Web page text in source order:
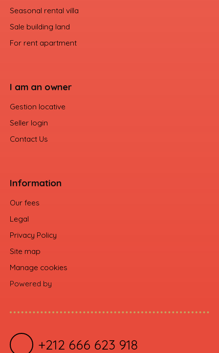
Seasonal rental villa
Sale building land
For rent apartment
I am an owner
Gestion locative
Seller login
Contact Us
Information
Our fees
Legal
Privacy Policy
Site map
Manage cookies
Powered by
+212 666 623 918